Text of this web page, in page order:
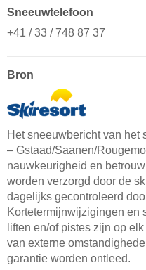
Sneeuwtelefoon
+41 / 33 / 748 87 37
Bron
Het sneeuwbericht van
– Gstaad/​Saanen/​
nauwkeurigheid en
worden verzorgd door de
dagelijks gecontroleerd
Kortetermijnwijzigingen en
liften en/of pistes zijn op
van externe
garantie worden ontleed.